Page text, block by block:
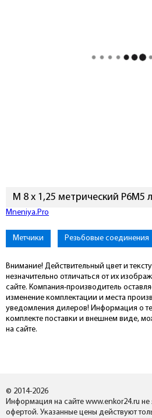
М 8 x 1,25 метрический Р6М5
Подключиться к Mneniya.Pro
Метчики Резьбовые соединения
Внимание! Действительный цвет и
незначительно отличаться от их
сайте. Компания-производитель
изменение комплектации и места
уведомления дилеров! Информация о
комплекте поставки и внешнем виде,
на сайте.
© 2014-2026
Информация на сайте www.enkor24.ru не
офертой. Указанные цены действуют